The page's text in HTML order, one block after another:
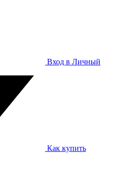
Вход в Личный
Как купить